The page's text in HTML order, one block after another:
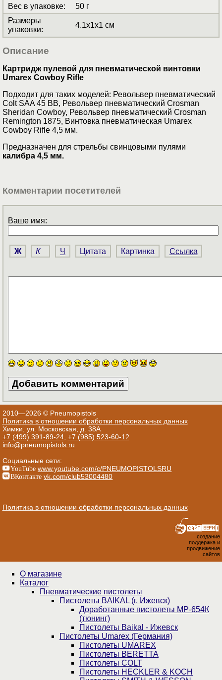
Вес в упаковке:
50 г
Размеры
упаковки:
4.1x1x1 см
Описание
Картридж пулевой для пневматической винтовки
Umarex Cowboy Rifle
Подходит для таких моделей: Револьвер пневматический
Colt SAA 45 BB, Револьвер пневматический Crosman
Sheridan Cowboy, Револьвер пневматический Crosman
Remington 1875, Винтовка пневматическая Umarex
Cowboy Rifle 4,5 мм.
Предназначен для стрельбы свинцовыми пулями
калибра 4,5 мм.
Комментарии посетителей
Ваше имя:
Ж К Ч Цитата Картинка Ссылка
2010—2026 © Pneumopistols
Политика в отношении обработки персональных данных
Химки, ул. Московская, д. 38А
+7 (499) 391-89-24, +7 (985) 523-60-12
info@pneumopistols.ru
Социальные сети:
YouTube www.youtube.com/c/PNEUMOPISTOLSRU
ВКонтакте vk.com/club53004480
Политика в отношении обработки персональных данных
создание
поддержка и
продвижение
сайтов
О магазине
Каталог
Пнев­ма­ти­чес­кие пистолеты
Пистолеты BAIKAL (г. Ижевск)
Доработанные пистолеты МР-654К
(тюнинг)
Пистолеты Baikal - Ижевск
Пистолеты Umarex (Германия)
Пистолеты UMAREX
Пистолеты BERETTA
Пистолеты COLT
Пистолеты HECKLER & KOCH